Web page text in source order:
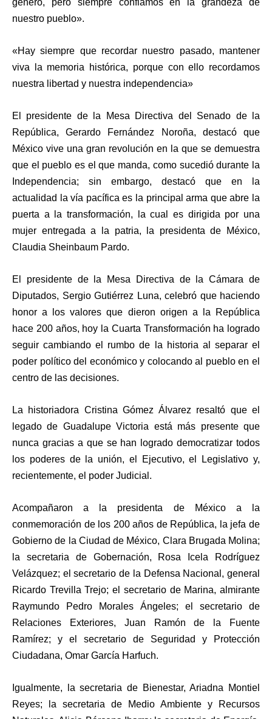
nuestro pueblo».
«Hay siempre que recordar nuestro pasado, mantener
viva la memoria histórica, porque con ello recordamos
nuestra libertad y nuestra independencia»
El presidente de la Mesa Directiva del Senado de la
República, Gerardo Fernández Noroña, destacó que
México vive una gran revolución en la que se demuestra
que el pueblo es el que manda, como sucedió durante la
Independencia; sin embargo, destacó que en la
actualidad la vía pacífica es la principal arma que abre la
puerta a la transformación, la cual es dirigida por una
mujer entregada a la patria, la presidenta de México,
Claudia Sheinbaum Pardo.
El presidente de la Mesa Directiva de la Cámara de
Diputados, Sergio Gutiérrez Luna, celebró que haciendo
honor a los valores que dieron origen a la República
hace 200 años, hoy la Cuarta Transformación ha logrado
seguir cambiando el rumbo de la historia al separar el
poder político del económico y colocando al pueblo en el
centro de las decisiones.
La historiadora Cristina Gómez Álvarez resaltó que el
legado de Guadalupe Victoria está más presente que
nunca gracias a que se han logrado democratizar todos
los poderes de la unión, el Ejecutivo, el Legislativo y,
recientemente, el poder Judicial.
Acompañaron a la presidenta de México a la
conmemoración de los 200 años de República, la jefa de
Gobierno de la Ciudad de México, Clara Brugada Molina;
la secretaria de Gobernación, Rosa Icela Rodríguez
Velázquez; el secretario de la Defensa Nacional, general
Ricardo Trevilla Trejo; el secretario de Marina, almirante
Raymundo Pedro Morales Ángeles; el secretario de
Relaciones Exteriores, Juan Ramón de la Fuente
Ramírez; y el secretario de Seguridad y Protección
Ciudadana, Omar García Harfuch.
Igualmente, la secretaria de Bienestar, Ariadna Montiel
Reyes; la secretaria de Medio Ambiente y Recursos